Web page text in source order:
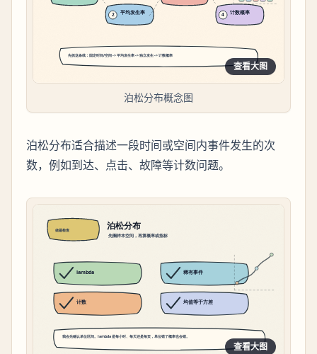
查看大图
泊松分布概念图
泊松分布适合描述一段时间或空间内事件发生的次
数，例如到达、点击、故障等计数问题。
查看大图